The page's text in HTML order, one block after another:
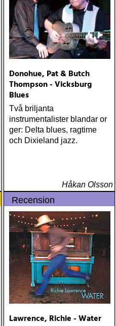
Donohue, Pat & Butch
Thompson - Vicksburg
Blues
Två briljanta
instrumentalister blandar or
ger: Delta blues, ragtime
och Dixieland jazz.
Håkan Olsson
Recension
Lawrence, Richie - Water